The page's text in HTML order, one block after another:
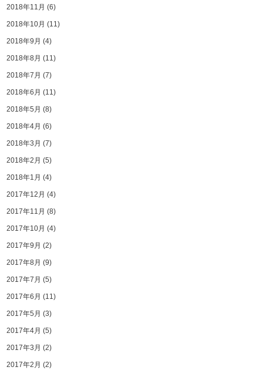
2018年11月 (6)
2018年10月 (11)
2018年9月 (4)
2018年8月 (11)
2018年7月 (7)
2018年6月 (11)
2018年5月 (8)
2018年4月 (6)
2018年3月 (7)
2018年2月 (5)
2018年1月 (4)
2017年12月 (4)
2017年11月 (8)
2017年10月 (4)
2017年9月 (2)
2017年8月 (9)
2017年7月 (5)
2017年6月 (11)
2017年5月 (3)
2017年4月 (5)
2017年3月 (2)
2017年2月 (2)